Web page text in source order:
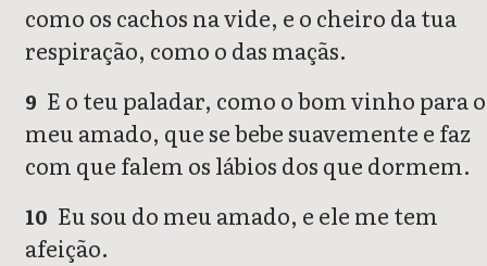
como os cachos na vide, e o cheiro da tua
respiração, como o das maçãs.
9 E o teu paladar, como o bom vinho para o
meu amado, que se bebe suavemente e faz
com que falem os lábios dos que dormem.
10 Eu sou do meu amado, e ele me tem
afeição.